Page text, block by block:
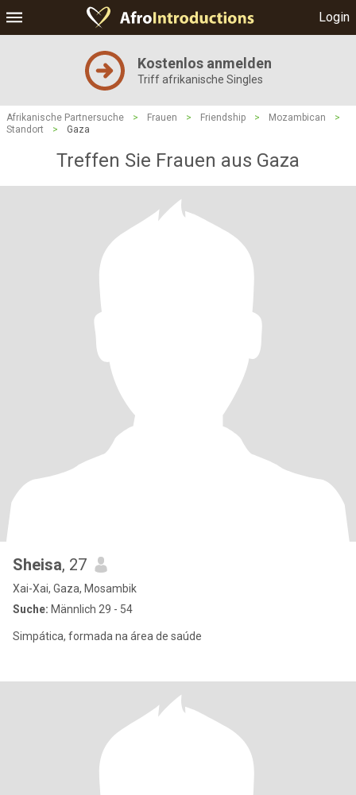
Login
Kostenlos anmelden
Triff afrikanische Singles
Afrikanische Partnersuche > Frauen > Friendship > Mozambican
>
Standort
> Gaza
Treffen Sie Frauen aus Gaza
Sheisa, 27
Xai-Xai, Gaza, Mosambik
Suche: Männlich 29 - 54
Simpática, formada na área de saúde